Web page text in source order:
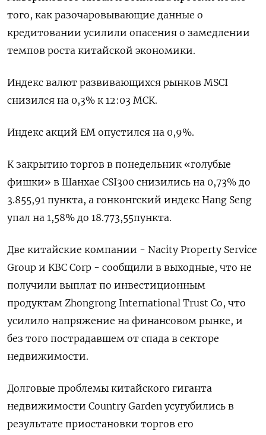
того, как разочаровывающие данные о
кредитовании усилили опасения о замедлении
темпов роста китайской экономики.
Индекс валют развивающихся рынков MSCI
снизился на 0,3% к 12:03 МСК.
Индекс акций EM опустился на 0,9%.
К закрытию торгов в понедельник «голубые
фишки» в Шанхае CSI300 снизились на 0,73% до
3.855,91 пункта, а гонконгский индекс Hang Seng
упал на 1,58% до 18.773,55​ пункта.
Две китайские компании - Nacity Property Service
Group и KBC Corp - сообщили в выходные, что не
получили выплат по инвестиционным
продуктам Zhongrong International Trust Co, что
усилило напряжение на финансовом рынке, и
без того пострадавшем от спада в секторе
недвижимости.
Долговые проблемы китайского гиганта
недвижимости Country Garden усугубились в
результате приостановки торгов его